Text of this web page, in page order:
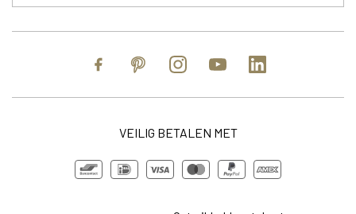
FacebookPinterestInstagramYouTubehttps://
VEILIG BETALEN MET